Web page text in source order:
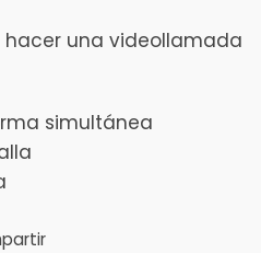
una videollamada
simultánea